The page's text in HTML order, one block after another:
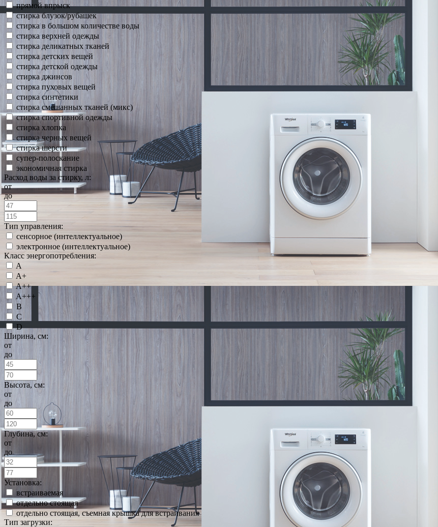
прямой впрыск
стирка блузок/рубашек
стирка в большом количестве воды
стирка верхней одежды
стирка деликатных тканей
стирка детских вещей
стирка детской одежды
стирка джинсов
стирка пуховых вещей
стирка синтетики
стирка смешанных тканей (микс)
стирка спортивной одежды
стирка хлопка
стирка черных вещей
стирка шерсти
супер-полоскание
экономичная стирка
Расход воды за стирку, л:
от
до
Тип управления:
сенсорное (интеллектуальное)
электронное (интеллектуальное)
Класс энергопотребления:
A
A+
A++
A+++
B
C
D
Ширина, см:
от
до
Высота, см:
от
до
Глубина, см:
от
до
Установка:
встраиваемая
отдельно стоящая
отдельно стоящая, съемная крышка для встраивания
Тип загрузки: